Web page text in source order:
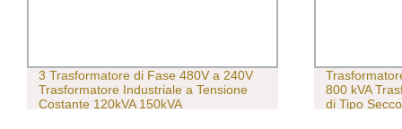
3 Trasformatore di Fase 480V a 240V
Trasformatore Industriale a Tensione
Costante 120kVA 150kVA
800 kVA
di Tipo Secco